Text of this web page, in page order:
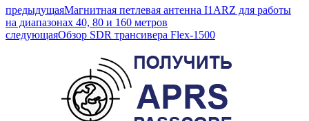
предыдущаяМагнитная петлевая антенна I1ARZ для работы
на диапазонах 40, 80 и 160 метров
следующаяОбзор SDR трансивера Flex-1500